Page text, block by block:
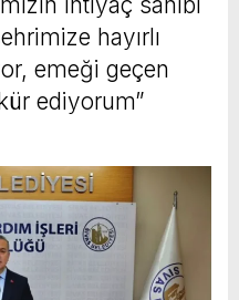
hayırlı
emeği geçen
ediyorum”